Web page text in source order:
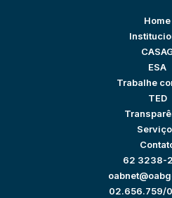
Home
ESA
Trabalhe
TED
62 3238-
02.656.759/